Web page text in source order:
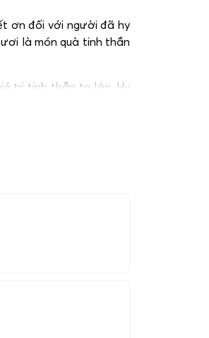
ơn đối với người đã hy
là món quà tinh thần
trị tinh thần to lớn. Hy